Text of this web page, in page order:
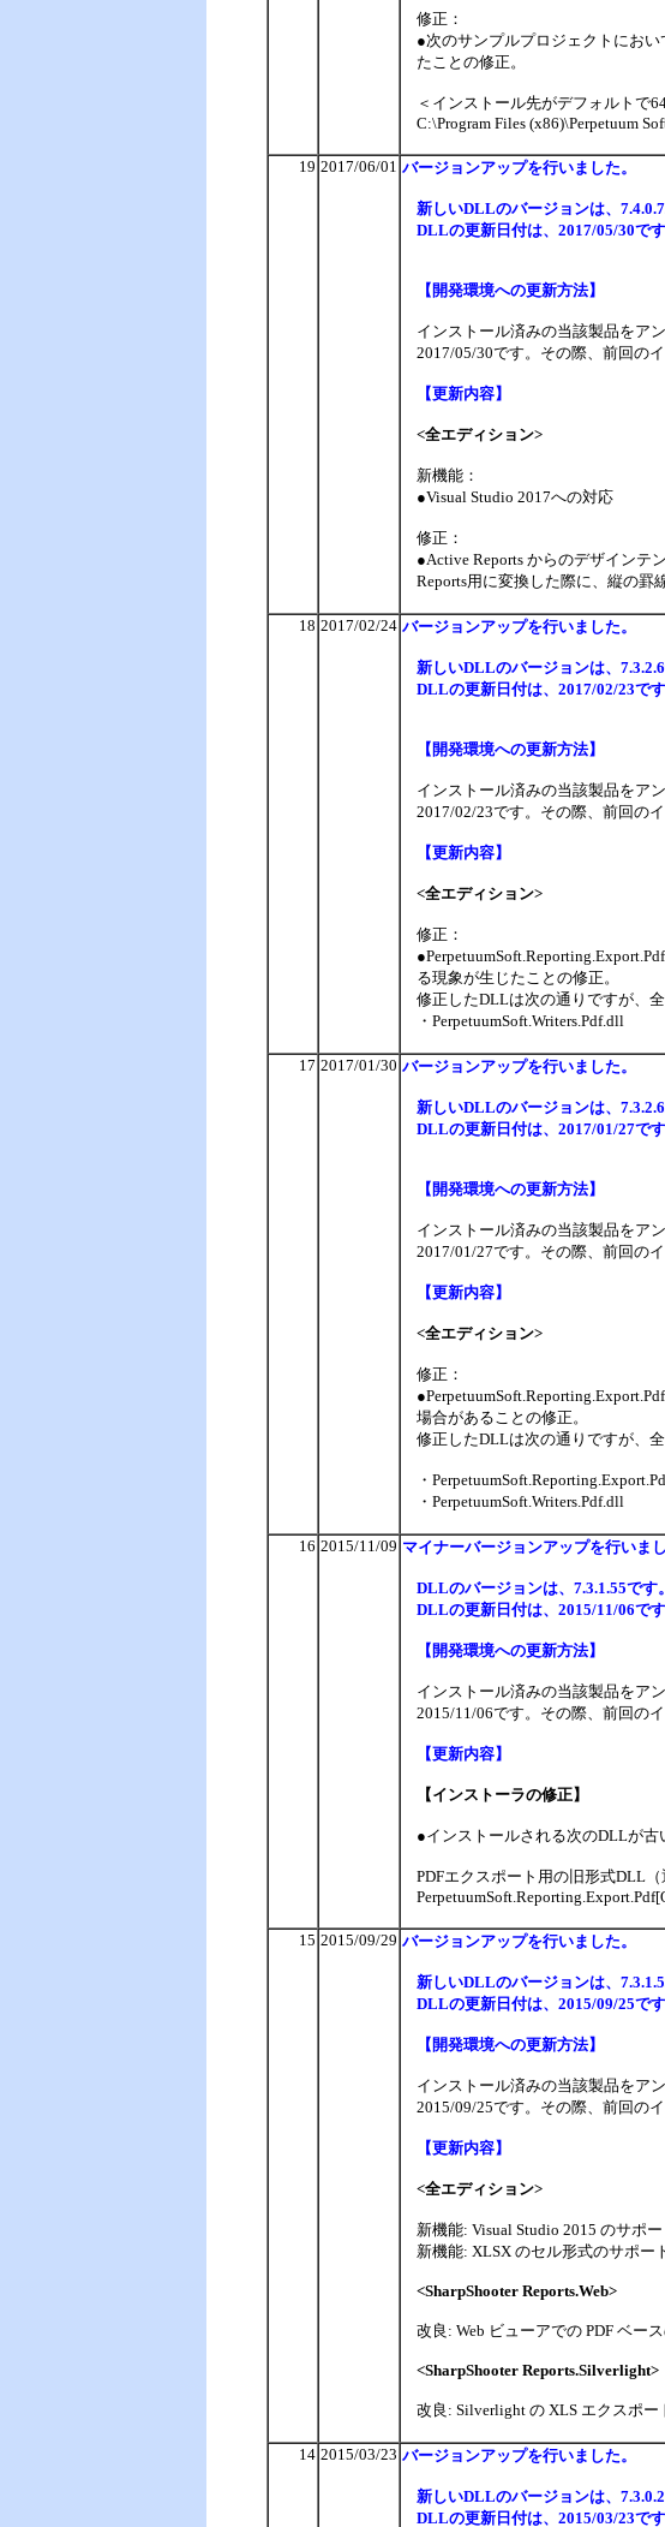
修正：
●次のサンプルプロジェクトにお
たことの修正。
＜インストール先がデフォルトで
C:\Program Files (x86)\Perpetuum
19 2017/06/01 バージョンアップを行いました。
新しいDLLのバージョンは、
DLLの更新日付は、2017/05/30です
【開発環境への更新方法】
インストール済みの当該製品をア
2017/05/30です。その際、前回のイ
【更新内容】
<全エディション>
新機能：
●Visual Studio 2017への対応
修正：
●Active Reports からのデザインテ
Reports用に変換した際に、縦の罫
18 2017/02/24 バージョンアップを行いました。
新しいDLLのバージョンは、
DLLの更新日付は、2017/02/23です
【開発環境への更新方法】
インストール済みの当該製品をア
2017/02/23です。その際、前回のイ
【更新内容】
<全エディション>
修正：
る現象が生じたことの修正。
修正したDLLは次の通りですが、
・PerpetuumSoft.Writers.Pdf.dll
17 2017/01/30 バージョンアップを行いました。
新しいDLLのバージョンは、
DLLの更新日付は、2017/01/27です
【開発環境への更新方法】
インストール済みの当該製品をア
2017/01/27です。その際、前回のイ
【更新内容】
<全エディション>
修正：
場合があることの修正。
修正したDLLは次の通りですが、
・
・PerpetuumSoft.Writers.Pdf.dll
16 2015/11/09 マイナーバージョンアップを行いま
DLLのバージョンは、 7.3.1.55です
DLLの更新日付は、2015/11/06で
【開発環境への更新方法】
インストール済みの当該製品をア
2015/11/06です。その際、前回のイ
【更新内容】
【インストーラの修正】
●インストールされる次のDLLが古
PDFエクスポート用の旧形式DLL（
15 2015/09/29 バージョンアップを行いました。
新しいDLLのバージョンは、
DLLの更新日付は、2015/09/25です
【開発環境への更新方法】
インストール済みの当該製品をア
2015/09/25です。その際、前回のイ
【更新内容】
<全エディション>
新機能: Visual Studio 2015 のサポー
新機能: XLSX のセル形式のサポー
<SharpShooter Reports.Web>
改良: Web ビューアでの PDF ベース
<SharpShooter Reports.Silverlight>
改良: Silverlight の XLS エクスポー
14 2015/03/23 バージョンアップを行いました。
新しいDLLのバージョンは、
DLLの更新日付は、2015/03/23です